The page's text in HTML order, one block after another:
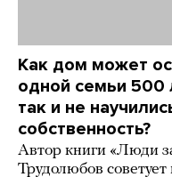
Как дом может
одной семьи 500
так и не
собственность?
Автор книги «Люди
Трудолюбов